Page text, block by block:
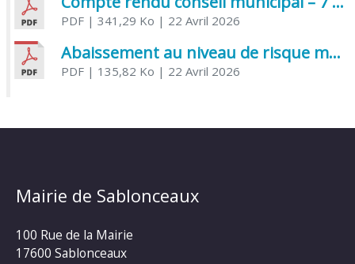
PDF| 341,29 Ko | 22 Avril 2026
Abaissement au niveau de risque modéré de l’Influenza aviaire
PDF| 135,82 Ko | 22 Avril 2026
Mairie de Sablonceaux
100 Rue de la Mairie
17600 Sablonceaux